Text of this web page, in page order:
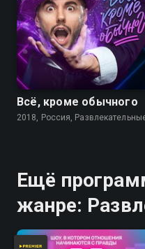
Всё, кроме обычного
2018, Россия,
Ещё
жанре: